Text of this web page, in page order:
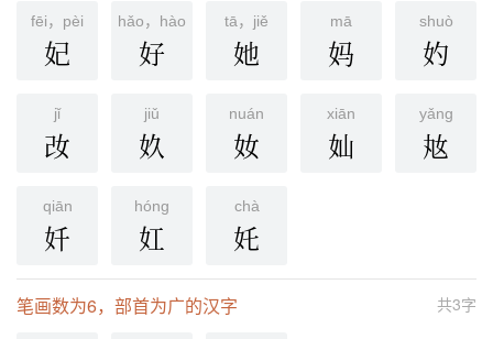
fēi，pèi
妃
hǎo，hào
好
tā，jiě
她
mā
妈
shuò
妁
jǐ
妀
jiǔ
奺
nuán
奻
xiān
奾
yǎnɡ
奿
qiān
奷
hónɡ
妅
chà
奼
共3字
笔画数为6，部首为广的汉字